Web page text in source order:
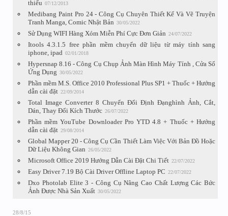
thiếu 07/12/2013
Medibang Paint Pro 24 - Công Cụ Chuyên Thiết Kế Và Vẽ Truyện
Tranh Manga, Comic Nhật Bản 30/05/2022
Sử Dụng WIFI Hàng Xóm Miễn Phí Cực Đơn Giản 24/07/2022
Itools 4.3.1.5 free phần mềm chuyển dữ liệu từ máy tính sang
iphone, ipad 02/01/2018
Hypersnap 8.16 - Công Cụ Chụp Ảnh Màn Hình Máy Tính , Cửa Sổ
Ứng Dụng 30/05/2022
Phần mềm M.S. Office 2010 Professional Plus SP1 + Thuốc + Hướng
dẫn cài đặt 22/09/2014
Total Image Converter 8 Chuyển Đổi Định Đạnghình Ảnh, Cắt,
Dán, Thay Đổi Kích Thước 26/07/2022
Phần mềm YouTube Downloader Pro YTD 4.8 + Thuốc + Hướng
dẫn cài đặt 29/08/2014
Global Mapper 20 - Công Cụ Cần Thiết Làm Việc Với Bản Đồ Hoặc
Dữ Liệu Không Gian 26/05/2022
Microsoft Office 2019 Hướng Dẫn Cài Đặt Chi Tiết 22/07/2022
Easy Driver 7.19 Bộ Cài Driver Offline Laptop PC 22/07/2022
Dxo Photolab Elite 3 - Công Cụ Nâng Cao Chất Lượng Các Bức
Ảnh Được Nhà Sản Xuất 30/05/2022
28/8/15